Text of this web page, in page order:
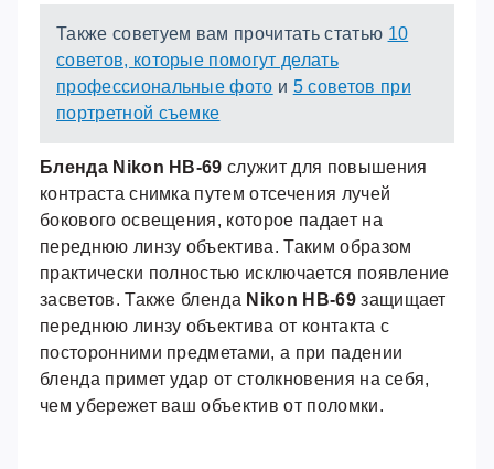
Также советуем вам прочитать статью 10
советов, которые помогут делать
профессиональные фото и 5 советов при
портретной съемке
Бленда Nikon HB-69 служит для повышения
контраста снимка путем отсечения лучей
бокового освещения, которое падает на
переднюю линзу объектива. Таким образом
практически полностью исключается появление
засветов. Также бленда Nikon HB-69защищает
переднюю линзу объектива от контакта с
посторонними предметами, а при падении
бленда примет удар от столкновения на себя,
чем убережет ваш объектив от поломки.